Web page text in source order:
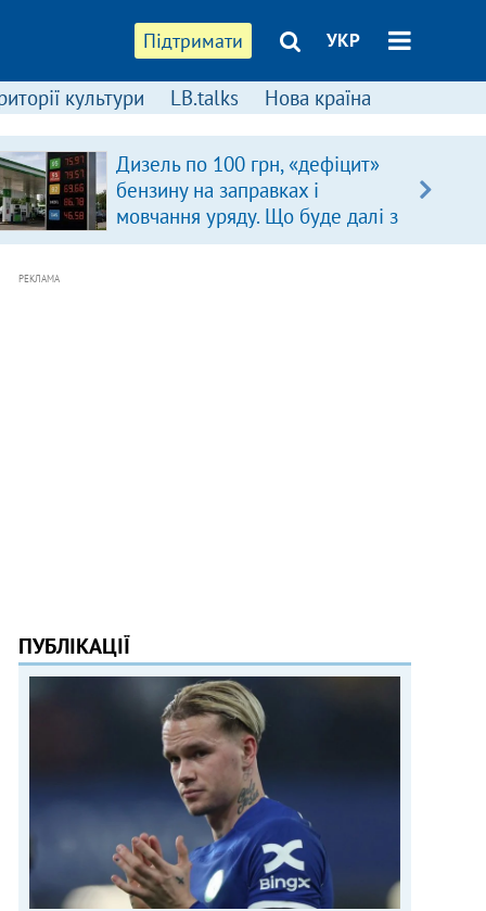
Підтримати УКР
культури LB.talks Нова країна
Дизель по 100 грн, «дефіцит»
бензину на заправках і
мовчання уряду. Що буде далі з
цінами на пальне?
РЕКЛАМА
ПУБЛІКАЦІЇ